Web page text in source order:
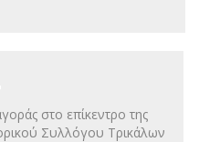
στο επίκεντρο της
Συλλόγου Τρικάλων